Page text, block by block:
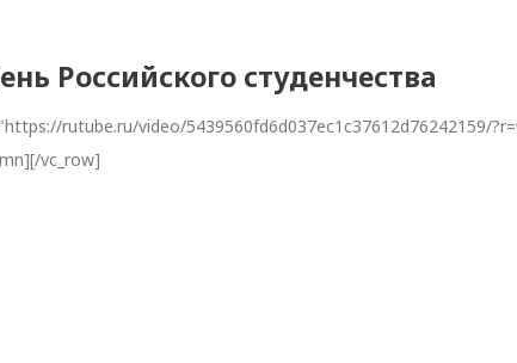
Российского студенчества
rutube.ru/video/5439560fd6d037ec1c37612d76242159/
vc_row]